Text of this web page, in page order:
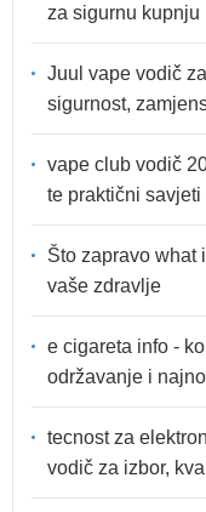
za sigurnu kupnju
Juul vape vodič
sigurnost,
vape club vodič
te praktični savjeti
Što zapravo what
vaše zdravlje
e cigareta info -
održavanje i
tecnost za
vodič za izbor,